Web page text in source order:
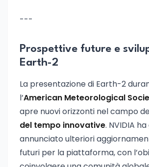
---
Prospettive future e
Earth-2
La presentazione di Earth-2
l’American Meteorological
apre nuovi orizzonti nel campo
del tempo innovative. NVIDIA
annunciato ulteriori
futuri per la piattaforma, con